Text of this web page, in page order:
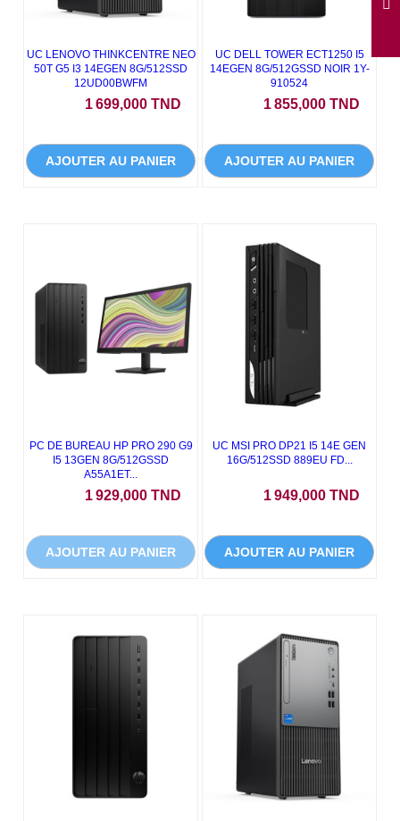
UC LENOVO THINKCENTRE NEO
50T G5 I3 14EGEN 8G/512SSD
12UD00BWFM
1 699,000 TND
AJOUTER AU PANIER
UC DELL TOWER ECT1250 I5
14EGEN 8G/512GSSD NOIR 1Y-
910524
1 855,000 TND
AJOUTER AU PANIER
PC DE BUREAU HP PRO 290 G9
I5 13GEN 8G/512GSSD
A55A1ET...
1 929,000 TND
AJOUTER AU PANIER
UC MSI PRO DP21 I5 14E GEN
16G/512SSD 889EU FD...
1 949,000 TND
AJOUTER AU PANIER